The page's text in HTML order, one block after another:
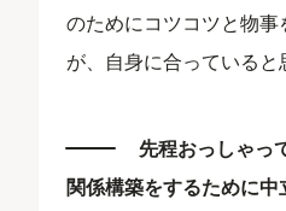
のためにコツコツと物
が、自身に合っていると
先程おっしゃっ
関係構築をするために